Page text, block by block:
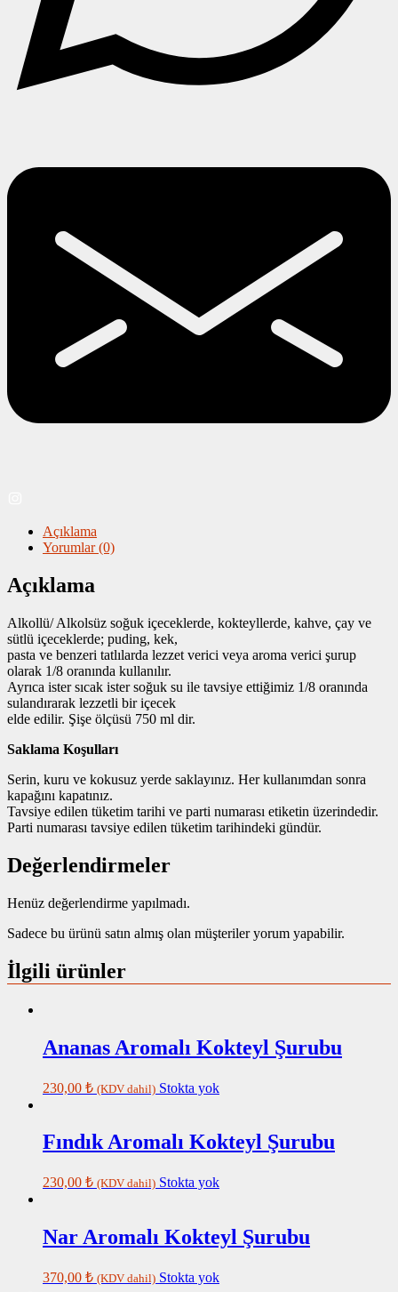
Açıklama
Yorumlar (0)
Açıklama
Alkollü/ Alkolsüz soğuk içeceklerde, kokteyllerde, kahve, çay ve
sütlü içeceklerde; puding, kek,
pasta ve benzeri tatlılarda lezzet verici veya aroma verici şurup
olarak 1/8 oranında kullanılır.
Ayrıca ister sıcak ister soğuk su ile tavsiye ettiğimiz 1/8 oranında
sulandırarak lezzetli bir içecek
elde edilir. Şişe ölçüsü 750 ml dir.
Saklama Koşulları
Serin, kuru ve kokusuz yerde saklayınız. Her kullanımdan sonra
kapağını kapatınız.
Tavsiye edilen tüketim tarihi ve parti numarası etiketin üzerindedir.
Parti numarası tavsiye edilen tüketim tarihindeki gündür.
Değerlendirmeler
Henüz değerlendirme yapılmadı.
Sadece bu ürünü satın almış olan müşteriler yorum yapabilir.
İlgili ürünler
Ananas Aromalı Kokteyl Şurubu
230,00 ₺ (KDV dahil) Stokta yok
Fındık Aromalı Kokteyl Şurubu
230,00 ₺ (KDV dahil) Stokta yok
Nar Aromalı Kokteyl Şurubu
370,00 ₺ (KDV dahil) Stokta yok